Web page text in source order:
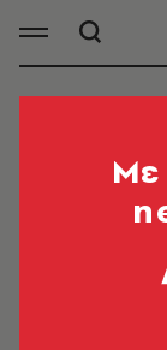
ΜΠΕΛΑ
ΟΛΑ ΤΑ